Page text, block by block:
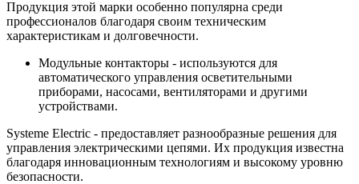
Продукция этой марки особенно популярна среди
профессионалов благодаря своим техническим
характеристикам и долговечности.
Модульные контакторы - используются для
автоматического управления осветительными
приборами, насосами, вентиляторами и другими
устройствами.
Systeme Electric - предоставляет разнообразные решения для
управления электрическими цепями. Их продукция известна
благодаря инновационным технологиям и высокому уровню
безопасности.